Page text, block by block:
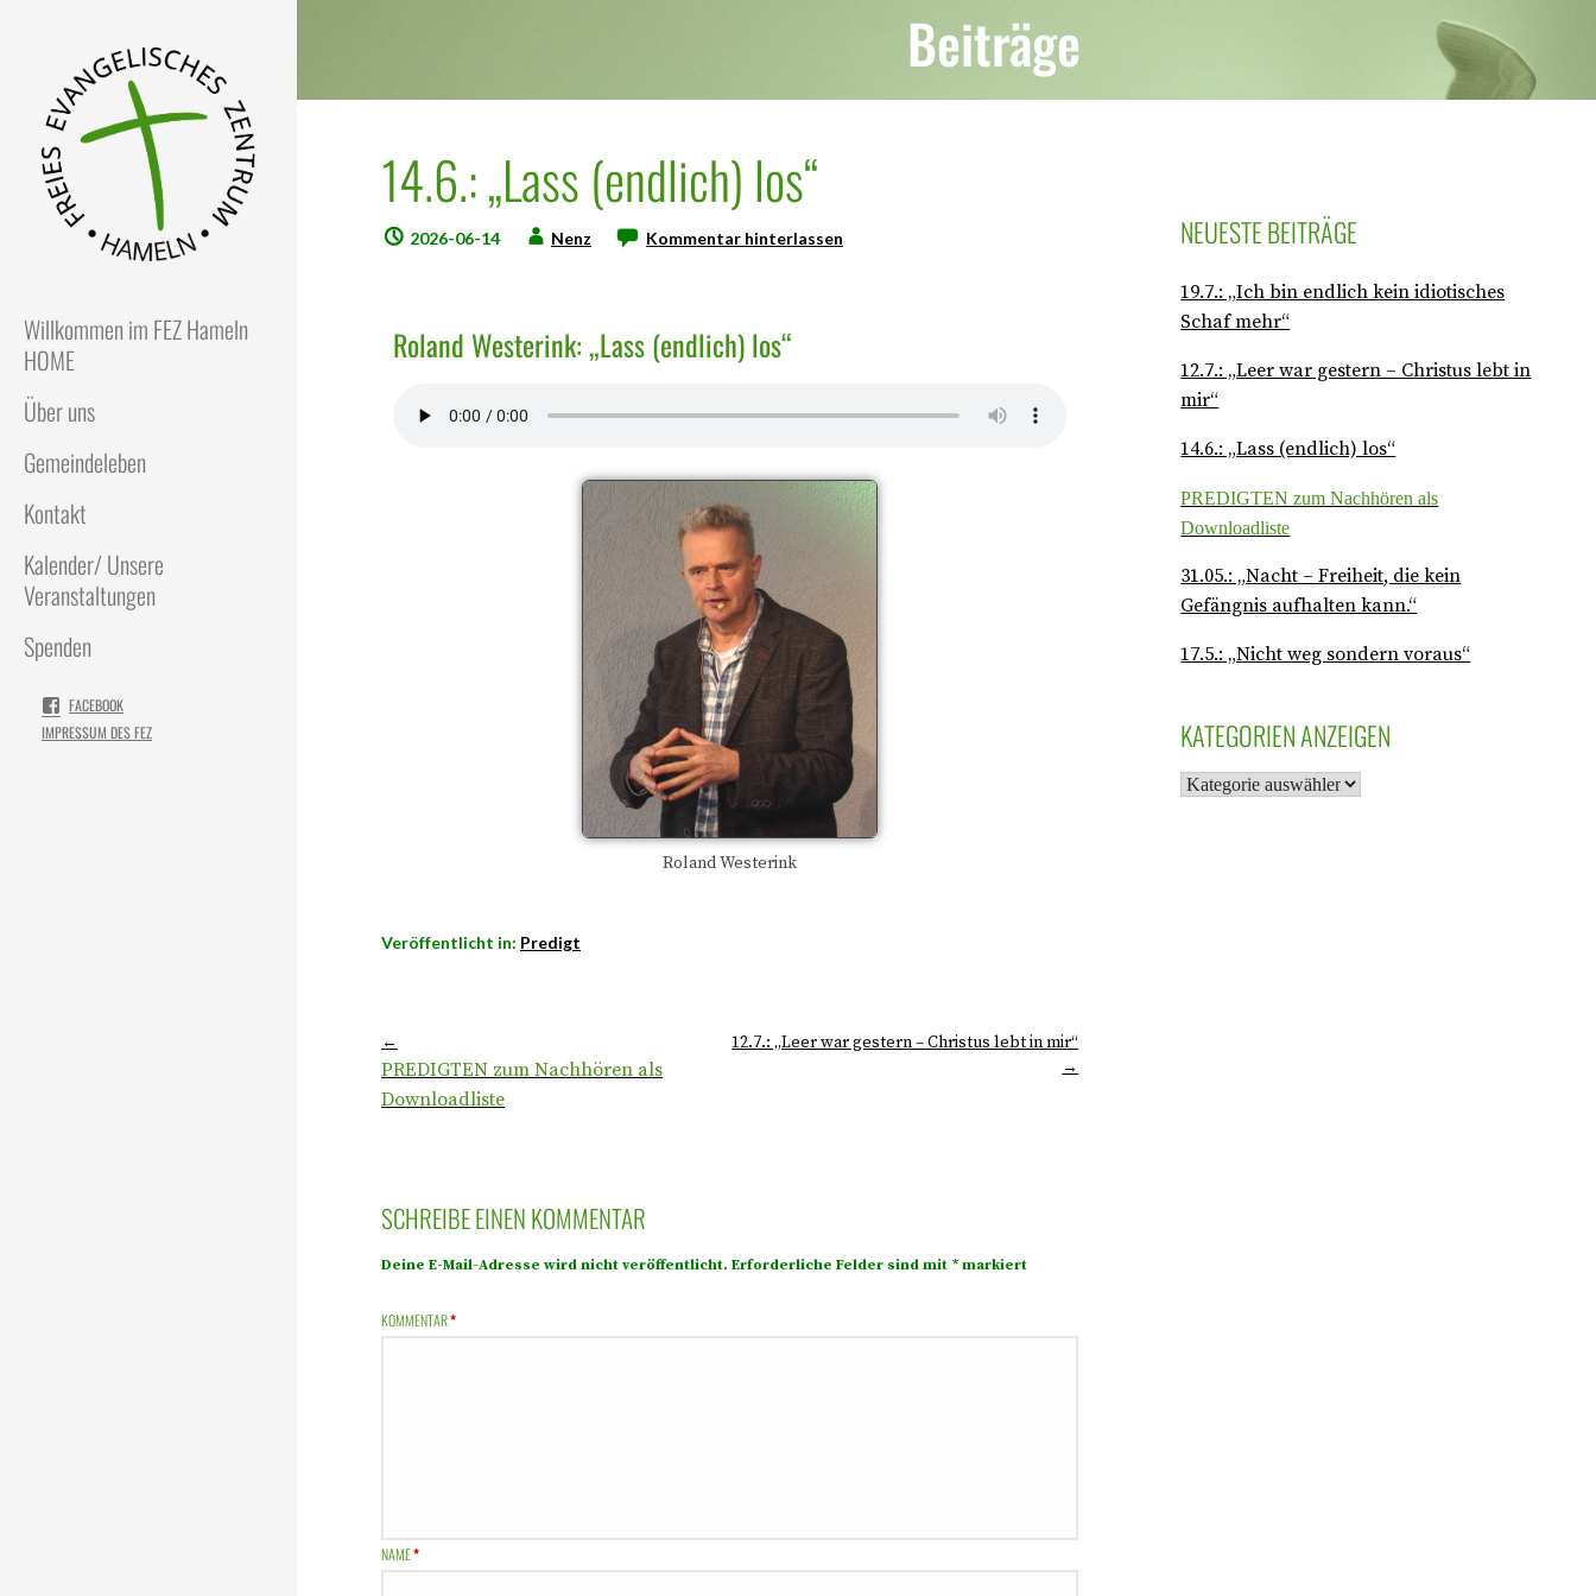
Willkommen im FEZ Hameln
HOME
Über uns
Gemeindeleben
Kontakt
Kalender/ Unsere
Veranstaltungen
Spenden
FACEBOOK
IMPRESSUM DES FEZ
Beiträge
14.6.: „Lass (endlich) los“
2026-06-14 Nenz Kommentar hinterlassen
Roland Westerink: „Lass (endlich) los“
Roland Westerink
Veröffentlicht in: Predigt
←
PREDIGTEN zum Nachhören als
Downloadliste
12.7.: „Leer war gestern – Christus lebt in mir“
→
SCHREIBE EINEN KOMMENTAR
Deine E-Mail-Adresse wird nicht veröffentlicht. Erforderliche Felder sind mit * markiert
KOMMENTAR*
NAME*
NEUESTE BEITRÄGE
19.7.: „Ich bin endlich kein idiotisches
Schaf mehr“
12.7.: „Leer war gestern – Christus lebt in
mir“
14.6.: „Lass (endlich) los“
PREDIGTEN zum Nachhören als
Downloadliste
31.05.: „Nacht – Freiheit, die kein
Gefängnis aufhalten kann.“
17.5.: „Nicht weg sondern voraus“
KATEGORIEN ANZEIGEN